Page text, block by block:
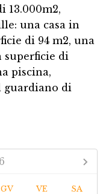
13.000m2,
una casa in
di 94 m2, una
superficie di
piscina,
guardiano di
GV VE SA